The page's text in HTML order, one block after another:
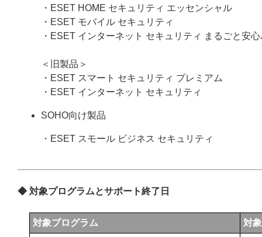
・ESET HOME セキュリティ エッセンシャル
・ESET モバイル セキュリティ
・ESET インターネット セキュリティ まるごと安
＜旧製品＞
・ESET スマート セキュリティ プレミアム
・ESET インターネット セキュリティ
SOHO向け製品
・ESET スモール ビジネス セキュリティ
◆ 対象プログラムとサポート終了日
対象プログラム 対